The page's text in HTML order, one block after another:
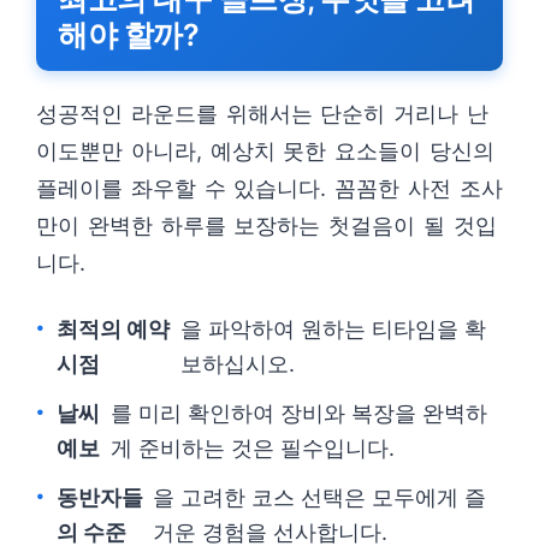
해야 할까?
성공적인 라운드를 위해서는 단순히 거리나 난
이도뿐만 아니라, 예상치 못한 요소들이 당신의
플레이를 좌우할 수 있습니다. 꼼꼼한 사전 조사
만이 완벽한 하루를 보장하는 첫걸음이 될 것입
니다.
최적의 예약
시점
을 파악하여 원하는 티타임을 확
보하십시오.
날씨
예보
를 미리 확인하여 장비와 복장을 완벽하
게 준비하는 것은 필수입니다.
동반자들
의 수준
을 고려한 코스 선택은 모두에게 즐
거운 경험을 선사합니다.